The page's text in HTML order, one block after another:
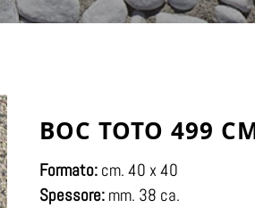
BOC TOTO 499
Formato: cm. 40 x 40
Spessore: mm. 38 ca.